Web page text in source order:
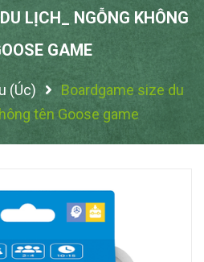
LỊCH_ NGỖNG KHÔNG
GAME
(Úc)
Boardgame size du
tên Goose game